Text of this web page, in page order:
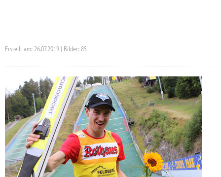
Erstellt am: 26.07.2019 | Bilder: 85